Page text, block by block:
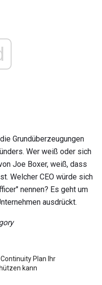
Grundüberzeugungen
Wer weiß oder sich
Joe Boxer, weiß, dass
Welcher CEO würde sich
nennen? Es geht um
ausdrückt.
Plan Ihr
kann